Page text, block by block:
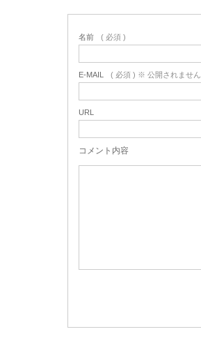
名前 ( 必須 )
E-MAIL ( 必須 ) ※ 公開されません
URL
コメント内容